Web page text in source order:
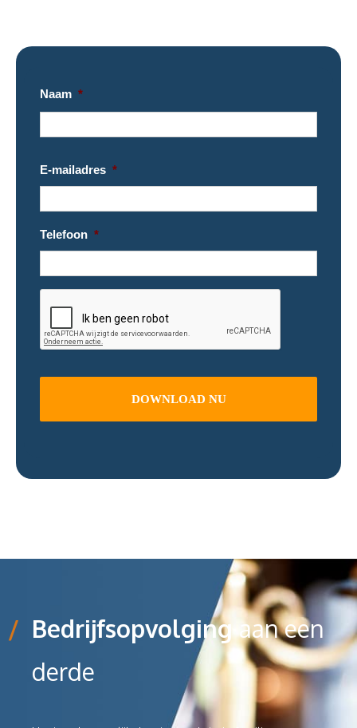
Naam *
E-mailadres *
Telefoon *
/ Bedrijfsopvolging aan een
derde